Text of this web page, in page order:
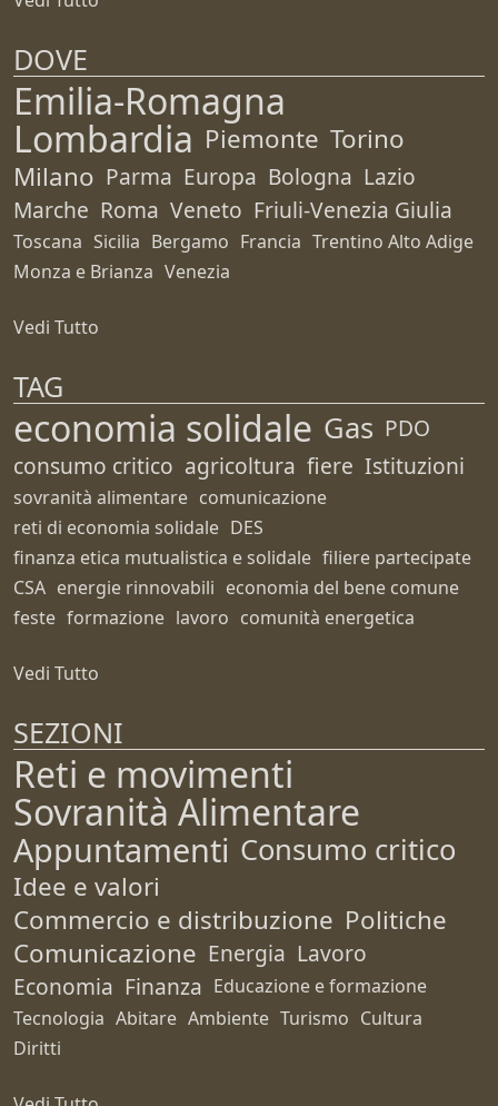
DOVE
Emilia-Romagna
Lombardia Piemonte Torino
Milano Parma Europa Bologna Lazio
Marche Roma Veneto Friuli-Venezia Giulia
Toscana Sicilia Bergamo Francia Trentino Alto Adige
Monza e Brianza Venezia
Vedi Tutto
TAG
economia solidale Gas PDO
consumo critico agricoltura fiere Istituzioni
sovranità alimentare comunicazione
reti di economia solidale DES
finanza etica mutualistica e solidale filiere partecipate
CSA energie rinnovabili economia del bene comune
feste formazione lavoro comunità energetica
Vedi Tutto
SEZIONI
Reti e movimenti
Sovranità Alimentare
Appuntamenti Consumo critico
Idee e valori
Commercio e distribuzione Politiche
Comunicazione Energia Lavoro
Economia Finanza Educazione e formazione
Tecnologia Abitare Ambiente Turismo Cultura
Diritti